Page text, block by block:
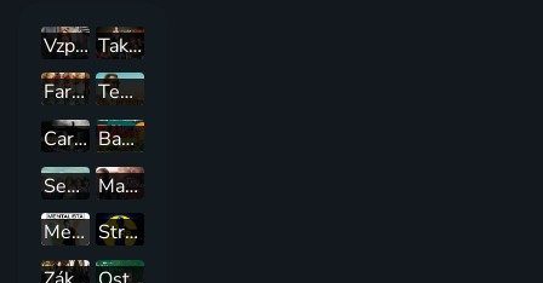
Vzpomínky
Taková moderní rodinka
Fargo
Temný případ
Carnivale
Banshee
Sedmilhářky
Mare z Easttownu
Mentalista
Strážci